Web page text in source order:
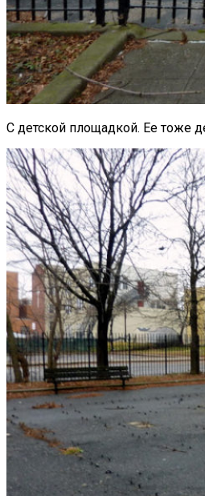
С детской площадкой. Ее тоже